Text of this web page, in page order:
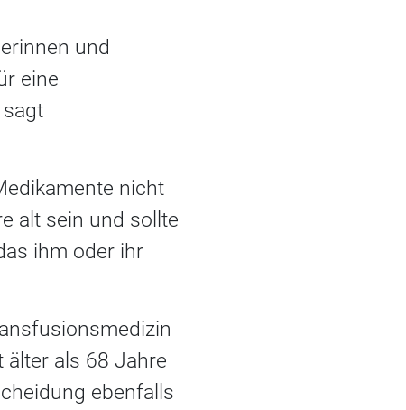
und
eine
sagt
nicht
alt sein und sollte
ihm oder ihr
älter als 68 Jahre
ebenfalls